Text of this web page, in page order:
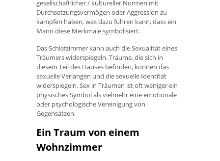
gesellschaftlicher / kultureller Normen mit
Durchsetzungsvermögen oder Aggression zu
kämpfen haben, was dazu führen kann, dass ein
Mann diese Merkmale symbolisiert.
Das Schlafzimmer kann auch die Sexualität eines
Träumers widerspiegeln. Träume, die sich in
diesem Teil des Hauses befinden, können das
sexuelle Verlangen und die sexuelle Identität
widerspiegeln. Sex in Träumen ist oft weniger ein
physisches Symbol als vielmehr eine emotionale
oder psychologische Vereinigung von
Gegensätzen.
Ein Traum von einem
Wohnzimmer